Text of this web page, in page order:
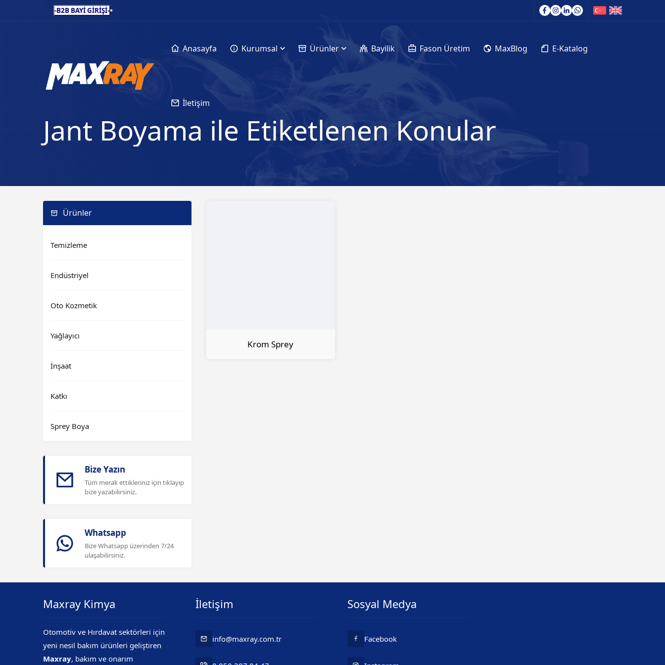
-B2B BAYİ GİRİŞİ-
Anasayfa Kurumsal Ürünler Bayilik Fason Üretim MaxBlog E-Katalog
İletişim
Jant Boyama ile Etiketlenen Konular
Krom Sprey
Ürünler
Temizleme
Endüstriyel
Oto Kozmetik
Yağlayıcı
İnşaat
Katkı
Sprey Boya
Bize Yazın
Tüm merak ettikleriniz için tıklayıp
bize yazabilirsiniz.
Whatsapp
Bize Whatsapp üzerinden 7/24
ulaşabilirsiniz.
Maxray Kimya
Otomotiv ve Hırdavat sektörleri için
yeni nesil bakım ürünleri geliştiren
Maxray, bakım ve onarım
İletişim
info@maxray.com.tr
Sosyal Medya
Facebook